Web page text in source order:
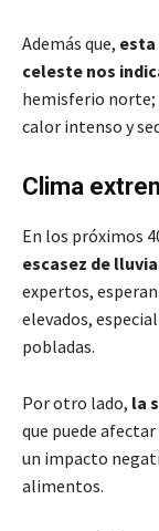
Además que, esta
celeste nos
hemisferio norte;
calor intenso y
Clima
En los próximos
escasez de
expertos,
elevados,
pobladas.
Por otro lado, la
que puede
un impacto
alimentos.